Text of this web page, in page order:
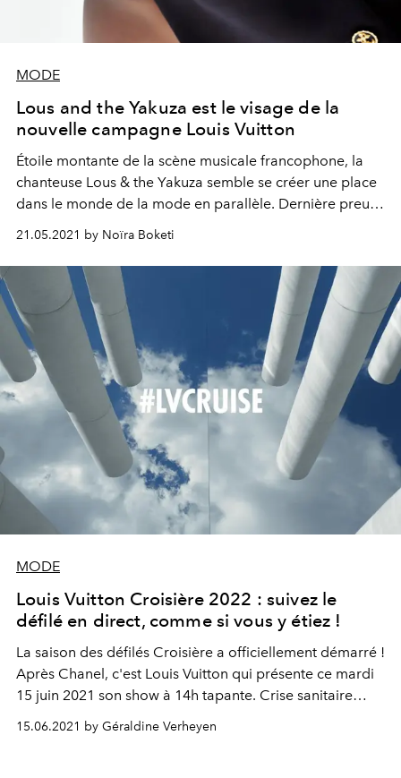
MODE
Lous and the Yakuza est le visage de la
nouvelle campagne Louis Vuitton
Étoile montante de la scène musicale francophone, la
chanteuse Lous & the Yakuza semble se créer une place
dans le monde de la mode en parallèle. Dernière preuve
en date, la nouvelle campagne digitale dédiée aux
lunettes de soleil Louis Vuitton.
21.05.2021 by Noïra Boketi
MODE
Louis Vuitton Croisière 2022 : suivez le
défilé en direct, comme si vous y étiez !
La saison des défilés Croisière a officiellement démarré !
Après Chanel, c'est Louis Vuitton qui présente ce mardi
15 juin 2021 son show à 14h tapante. Crise sanitaire
oblige, celui-ci se tiendra à huit clos, mais est retransmis
en vidéo. Suivez-le ici en direct.
15.06.2021 by Géraldine Verheyen